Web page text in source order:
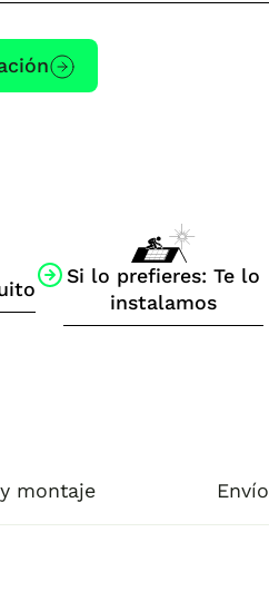
Si lo prefieres: Te lo
instalamos
montaje Envío